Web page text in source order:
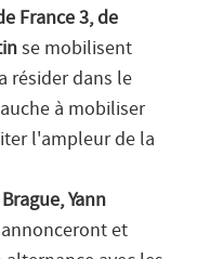
France 3, de
se mobilisent
résider dans le
à mobiliser
l'ampleur de la
Yann
annonceront et